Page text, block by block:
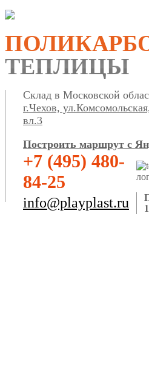
ТЕПЛИЦЫ
Склад в Московской
г.Чехов, ул.Комсомольская,
вл.3
Построить маршрут с
+7 (495) 480-
84-25
info@playplast.ru